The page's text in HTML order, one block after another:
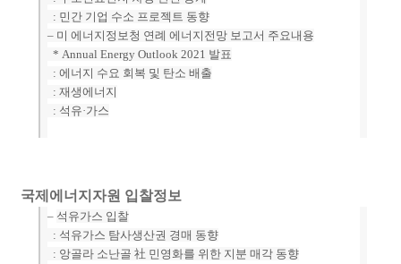
: 민간 기업 수소 프로젝트 동향
– 미 에너지정보청 연례 에너지전망 보고서 주요내용
* Annual Energy Outlook 2021 발표
: 에너지 수요 회복 및 탄소 배출
: 재생에너지
: 석유·가스
국제에너지자원 입찰정보
– 석유가스 입찰
: 석유가스 탐사생산권 경매 동향
: 앙골라 소난골 社 민영화를 위한 지분 매각 동향